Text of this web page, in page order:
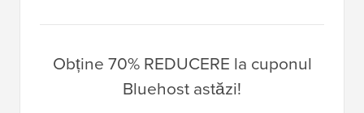
Obține 70% REDUCERE la cuponul
Bluehost astăzi!